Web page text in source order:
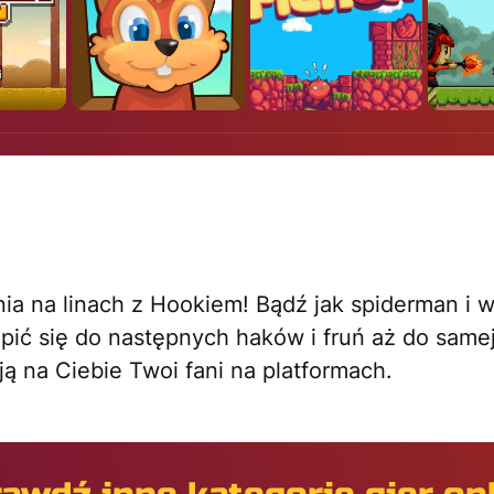
na linach z Hookiem! Bądź jak spiderman i
się do następnych haków i fruń aż do
na Ciebie Twoi fani na platformach.